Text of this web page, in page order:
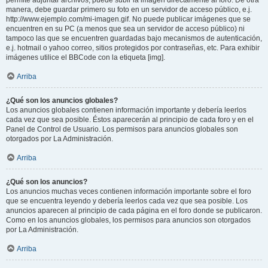
manera, debe guardar primero su foto en un servidor de acceso público, e.j.
http://www.ejemplo.com/mi-imagen.gif. No puede publicar imágenes que se
encuentren en su PC (a menos que sea un servidor de acceso público) ni
tampoco las que se encuentren guardadas bajo mecanismos de autenticación,
e.j. hotmail o yahoo correo, sitios protegidos por contraseñas, etc. Para exhibir
imágenes utilice el BBCode con la etiqueta [img].
Arriba
¿Qué son los anuncios globales?
Los anuncios globales contienen información importante y debería leerlos
cada vez que sea posible. Éstos aparecerán al principio de cada foro y en el
Panel de Control de Usuario. Los permisos para anuncios globales son
otorgados por La Administración.
Arriba
¿Qué son los anuncios?
Los anuncios muchas veces contienen información importante sobre el foro
que se encuentra leyendo y debería leerlos cada vez que sea posible. Los
anuncios aparecen al principio de cada página en el foro donde se publicaron.
Como en los anuncios globales, los permisos para anuncios son otorgados
por La Administración.
Arriba